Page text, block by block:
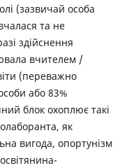
(зазвичай особа
та не
здійснення
вчителем /
(переважно
або 83%
блок охоплює такі
як
вигода, опортунізм